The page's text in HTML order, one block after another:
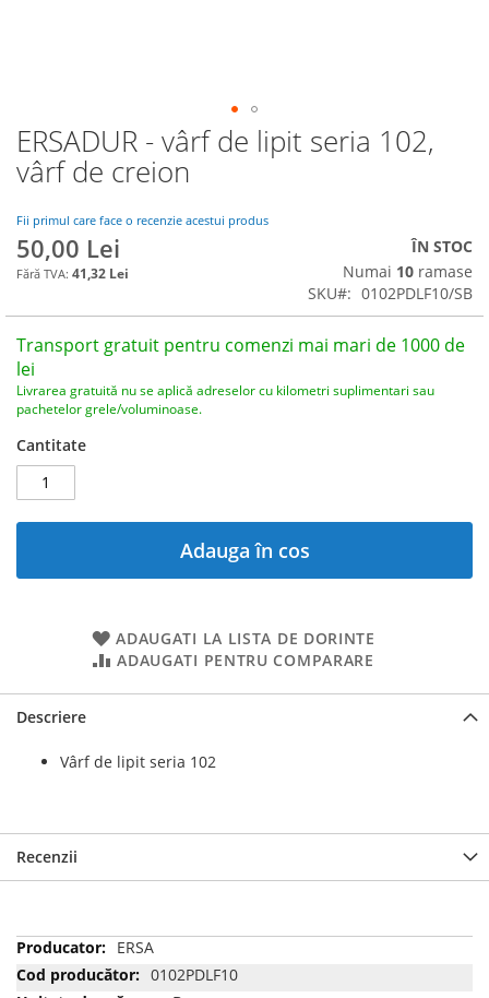
ERSADUR - vârf de lipit seria 102,
vârf de creion
Fii primul care face o recenzie acestui produs
50,00 Lei
41,32 Lei
ÎN STOC
Numai 10 ramase
SKU
0102PDLF10/SB
Transport gratuit pentru comenzi mai mari de 1000 de
lei
Livrarea gratuită nu se aplică adreselor cu kilometri suplimentari sau
pachetelor grele/voluminoase.
Cantitate
Adauga în cos
ADAUGATI LA LISTA DE DORINTE
ADAUGATI PENTRU COMPARARE
Skip
to
the
of
the
images
Descriere
Vârf de lipit seria 102
Recenzii
Mai
multe
informatii
ERSA
0102PDLF10